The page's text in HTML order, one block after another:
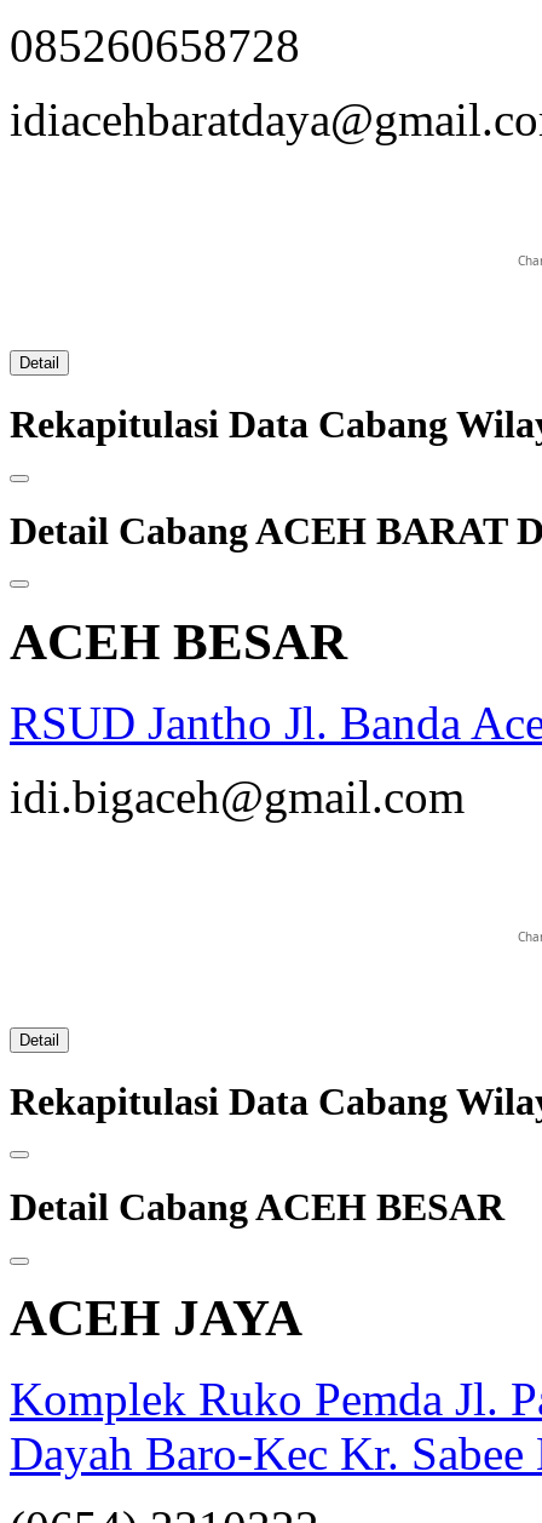
085260658728
Detail
Rekapitulasi Data Cabang
Detail Cabang ACEH BARAT
ACEH BESAR
RSUD Jantho Jl. Banda
idi.bigaceh@gmail.com
Detail
Rekapitulasi Data Cabang
Detail Cabang ACEH BESAR
ACEH JAYA
Komplek Ruko Pemda Jl.
Dayah Baro-Kec Kr.